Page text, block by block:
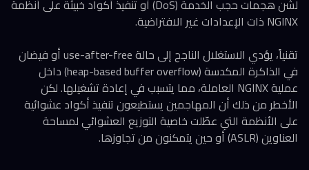
لشن هجمات حجب الخدمة (DoS) أو تنفيذ أكواد خبيثة على أنظمة
NGINX ذات الإعدادات غير الافتراضية.
تقنياً، يؤدي الاستغلال الناجح إلى حالة use-after-free أو فيضان
في الذاكرة المكدسة (heap-based buffer overflow) داخل
عملية NGINX العاملة، مما يتسبب في إعادة تشغيلها. لكن
الأخطر من ذلك أن المهاجمين يستطيعون تنفيذ أكواد عشوائية
على الأنظمة التي عطّلت خاصية التوزيع العشوائي لمساحة
العناوين (ASLR) أو حين يتمكنون من تجاوزها.